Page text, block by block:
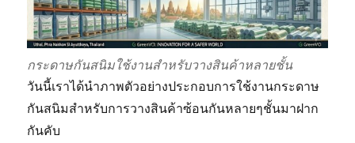
กระดาษกันสนิมใช้งานสำหรับวางสินค้าหลายชั้น
วันนี้เราได้นำภาพตัวอย่างประกอบการใช้งานกระดาษ
กันสนิมสำหรับการวางสินค้าซ้อนกันหลายๆชั้นมาฝาก
กันคับ